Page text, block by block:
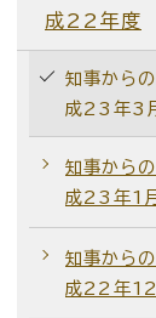
成22年度
知事から
成23年3
知事から
成23年1月
知事から
成22年12